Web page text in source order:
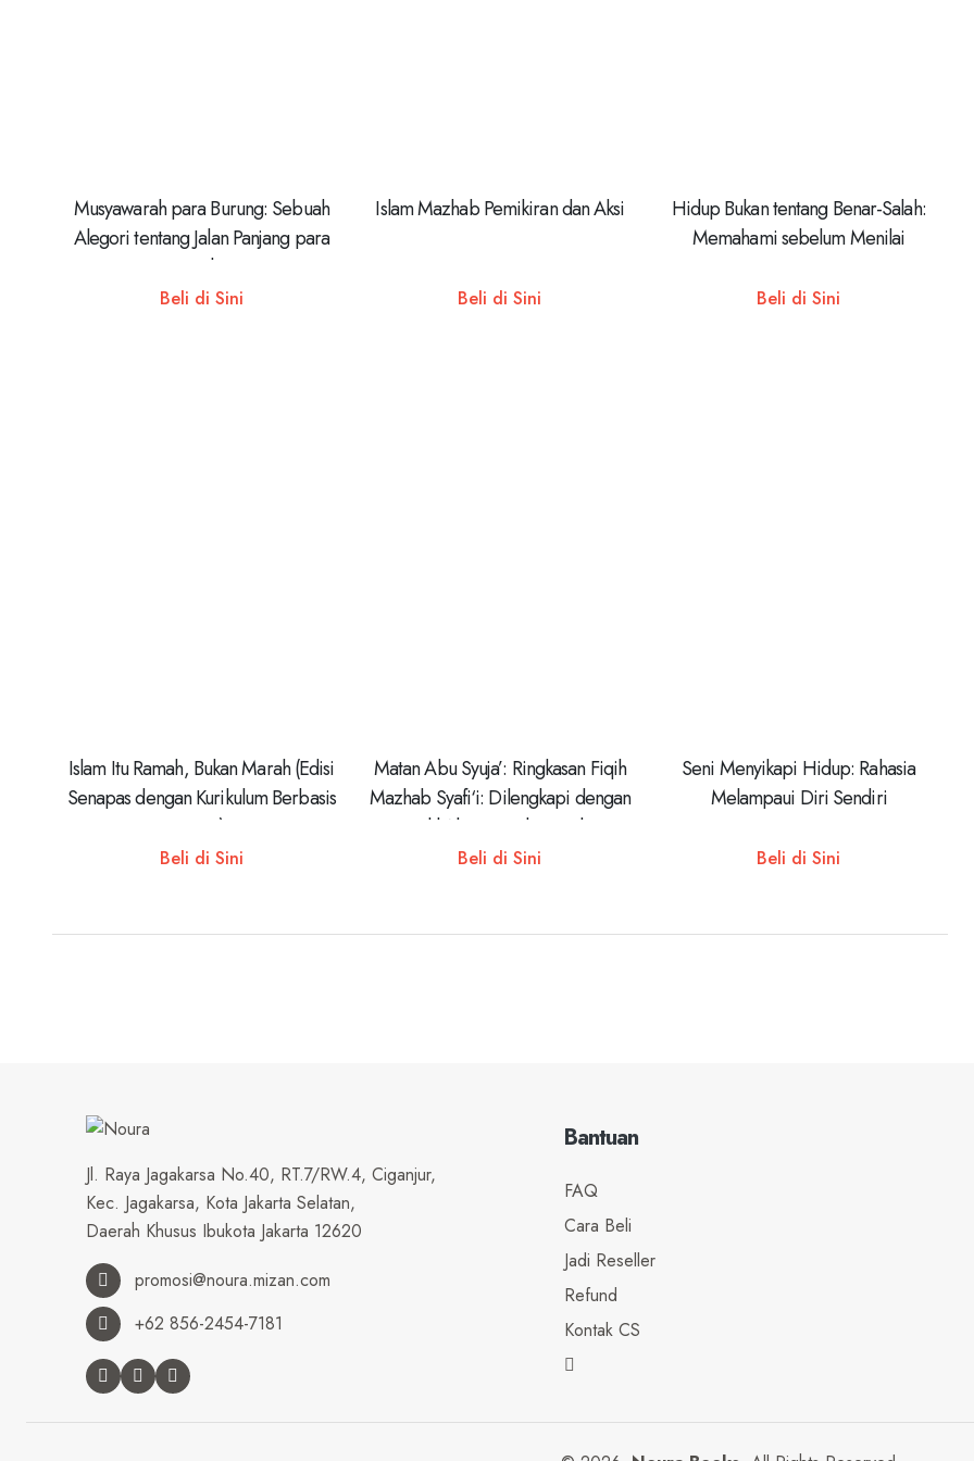
Musyawarah para Burung: Sebuah
Alegori tentang Jalan Panjang para
Pencari Kebenaran
Beli di Sini
Islam Mazhab Pemikiran dan Aksi
Beli di Sini
Hidup Bukan tentang Benar-Salah:
Memahami sebelum Menilai
Beli di Sini
Islam Itu Ramah, Bukan Marah (Edisi
Senapas dengan Kurikulum Berbasis
Cinta)
Beli di Sini
Matan Abu Syuja’: Ringkasan Fiqih
Mazhab Syafi‘i: Dilengkapi dengan
Dalil Al-Qur’an dan Hadis
Beli di Sini
Seni Menyikapi Hidup: Rahasia
Melampaui Diri Sendiri
Beli di Sini
Jl. Raya Jagakarsa No.40, RT.7/RW.4, Ciganjur,
Kec. Jagakarsa, Kota Jakarta Selatan,
Daerah Khusus Ibukota Jakarta 12620
promosi@noura.mizan.com
+62 856-2454-7181
Bantuan
FAQ
Cara Beli
Jadi Reseller
Refund
Kontak CS